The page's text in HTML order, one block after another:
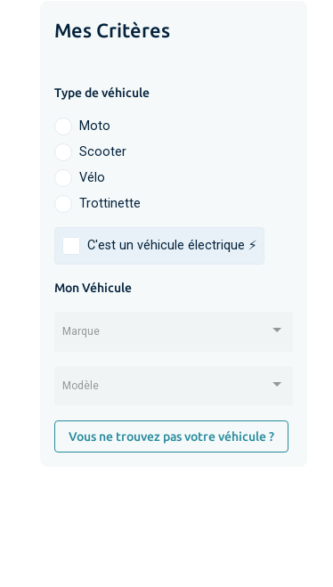
Mes Critères
Type de véhicule
Moto
Scooter
Vélo
Trottinette
C'est un véhicule électrique ⚡️
Mon Véhicule
Marque
Modèle
Vous ne trouvez pas votre véhicule ?